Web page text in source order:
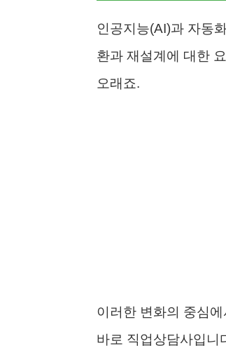
인공지능(AI)과 자동
환과 재설계에 대한
오래죠.
이러한 변화의 중심
바로 직업상담사입니